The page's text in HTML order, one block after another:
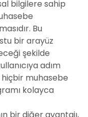
bilgilere sahip
Bu
birarayüz
şekilde
adım
muhasebe
kolayca
bir diğer avantajı,